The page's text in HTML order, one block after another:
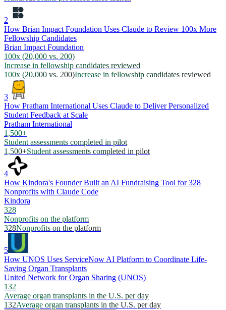
2
How Brian Impact Foundation Uses Claude to Review 100x More
Fellowship Candidates
Brian Impact Foundation
100x (20,000 vs. 200)
Increase in fellowship candidates reviewed
100x (20,000 vs. 200)Increase in fellowship candidates reviewed
3
How Pratham International Uses Claude to Deliver Personalized
Student Feedback at Scale
Pratham International
1,500+
Student assessments completed in pilot
1,500+Student assessments completed in pilot
4
How Kindora's Founder Built an AI Fundraising Tool for 328
Nonprofits with Claude Code
Kindora
328
Nonprofits on the platform
328Nonprofits on the platform
5
How UNOS Uses ServiceNow AI Platform to Coordinate Life-
Saving Organ Transplants
United Network for Organ Sharing (UNOS)
132
Average organ transplants in the U.S. per day
132Average organ transplants in the U.S. per day